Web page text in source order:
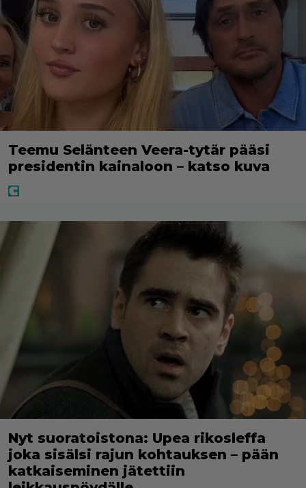
Teemu Selänteen Veera-tytär pääsi
presidentin kainaloon – katso kuva
Nyt suoratoistona: Upea rikosleffa
joka sisälsi rajun kohtauksen – pään
katkaiseminen jätettiin